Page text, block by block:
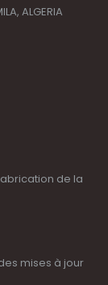
ALGERIA
de la
mises à jour